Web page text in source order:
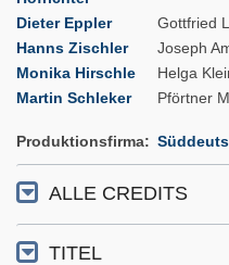
Dieter Eppler
Gottfried
Hanns Zischler
Joseph
Monika Hirschle
Helga
Martin Schleker
Pförtner
Produktionsfirma
ALLE CREDITS
TITEL